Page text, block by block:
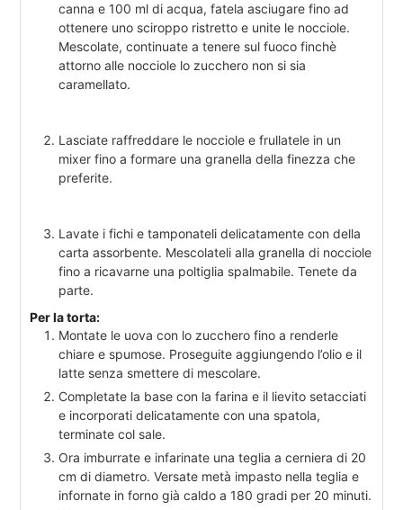
canna e 100 ml di acqua, fatela asciugare fino ad
ottenere uno sciroppo ristretto e unite le nocciole.
Mescolate, continuate a tenere sul fuoco finchè
attorno alle nocciole lo zucchero non si sia
caramellato.
Lasciate raffreddare le nocciole e frullatele in un
mixer fino a formare una granella della finezza che
preferite.
Lavate i fichi e tamponateli delicatamente con della
carta assorbente. Mescolateli alla granella di nocciole
fino a ricavarne una poltiglia spalmabile. Tenete da
parte.
Per la torta:
Montate le uova con lo zucchero fino a renderle
chiare e spumose. Proseguite aggiungendo l’olio e il
latte senza smettere di mescolare.
Completate la base con la farina e il lievito setacciati
e incorporati delicatamente con una spatola,
terminate col sale.
Ora imburrate e infarinate una teglia a cerniera di 20
cm di diametro. Versate metà impasto nella teglia e
infornate in forno già caldo a 180 gradi per 20 minuti.